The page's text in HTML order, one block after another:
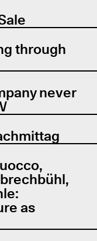
through
never
as